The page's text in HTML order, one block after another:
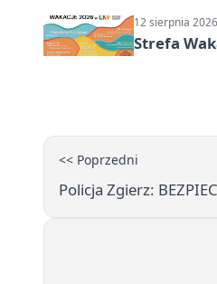
12 sierpnia
Strefa
<< Poprzedni
Policja Zgierz: